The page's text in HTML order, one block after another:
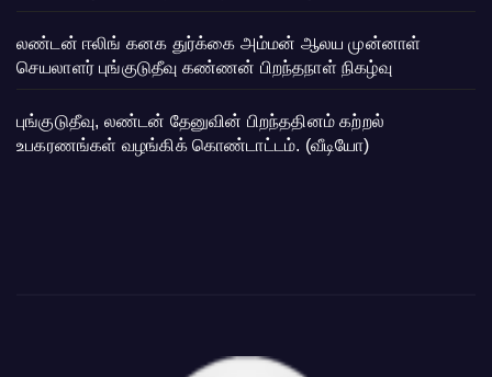
லண்டன் ஈலிங் கனக துர்க்கை அம்மன் ஆலய முன்னாள்
செயலாளர் புங்குடுதீவு கண்ணன் பிறந்தநாள் நிகழ்வு
புங்குடுதீவு, லண்டன் தேனுவின் பிறந்ததினம் கற்றல்
உபகரணங்கள் வழங்கிக் கொண்டாட்டம். (வீடியோ)